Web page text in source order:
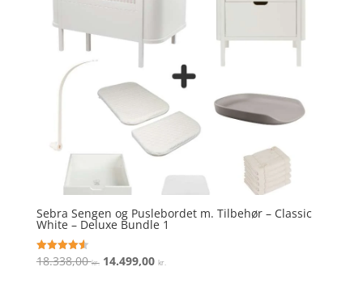
Sebra Sengen og Puslebordet m. Tilbehør – Classic
White – Deluxe Bundle 1
Vurderet
4.6
18.338,00kr. Den
14.499,00 kr.